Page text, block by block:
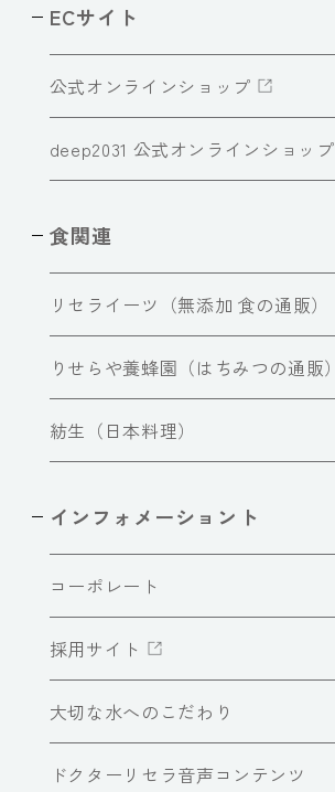
ECサイト
公式オンラインショップ
deep2031 公式オンラインショップ
食関連
リセライーツ（無添加 食の通販）
りせらや養蜂園（はちみつの通販）
紡生（日本料理）
インフォメーショント
コーポレート
採用サイト
大切な水へのこだわり
ドクターリセラ音声コンテンツ